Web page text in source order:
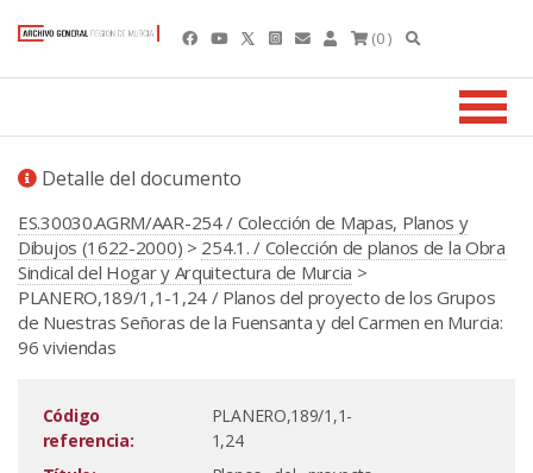
(0 )
Detalle del documento
ES.30030.AGRM/AAR-254 / Colección de Mapas, Planos y
Dibujos (1622-2000) > 254.1. / Colección de planos de la Obra
Sindical del Hogar y Arquitectura de Murcia >
PLANERO,189/1,1-1,24 / Planos del proyecto de los Grupos
de Nuestras Señoras de la Fuensanta y del Carmen en Murcia:
96 viviendas
Código
referencia:
PLANERO,189/1,1-
1,24